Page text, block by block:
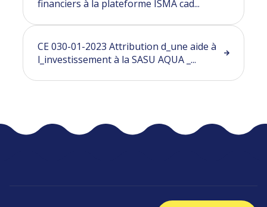
financiers à la plateforme ISMA cad...
CE 030-01-2023 Attribution d_une aide à
l_investissement à la SASU AQUA _...